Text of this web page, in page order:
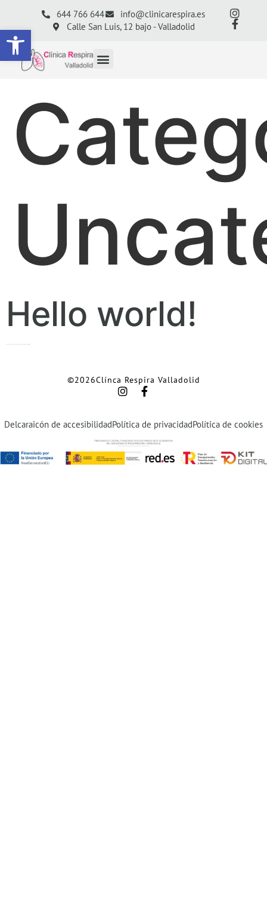
Abrir barra de herramientas
644 766 644
info@clinicarespira.es
Calle San Luis, 12 bajo - Valladolid
Hello world!
©2026Clínca Respira Valladolid
Delcaraicón de accesibilidadPolítica de privacidadPolítica de cookies